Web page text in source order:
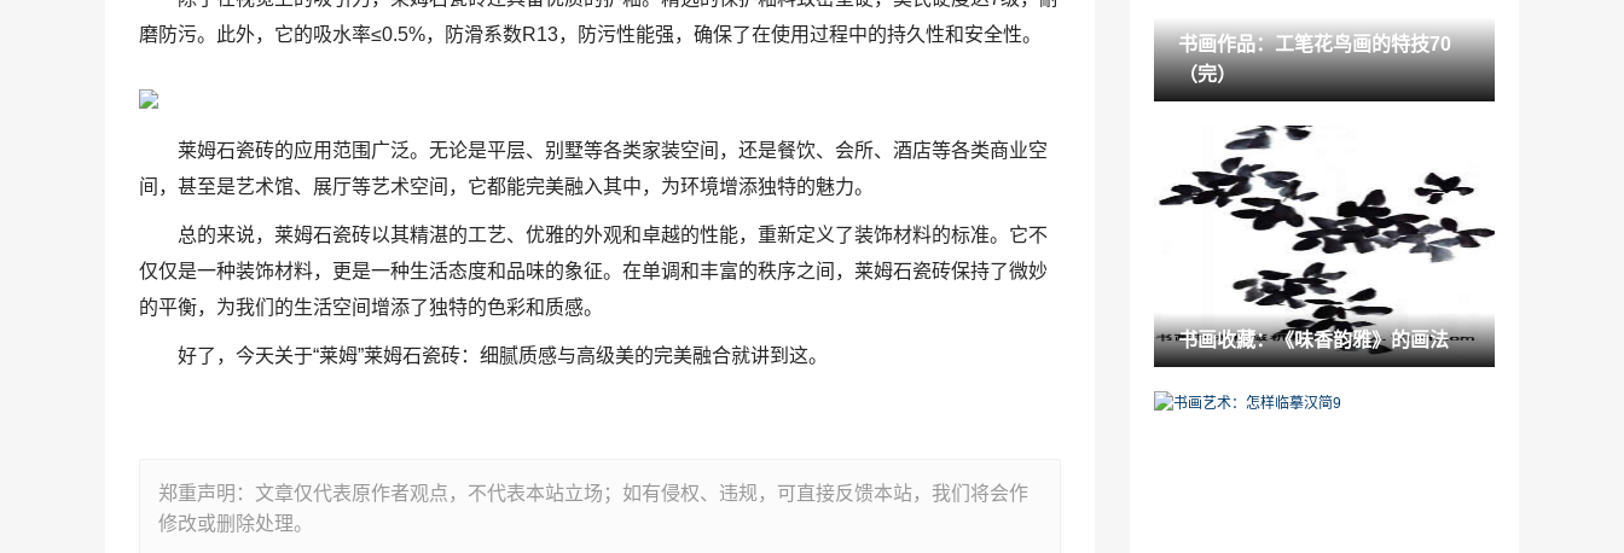
磨防污。此外，它的吸水率≤0.5%，防滑系数R13，防污性能强，确保了在使用过程中的持久性和安全性。
莱姆石瓷砖的应用范围广泛。无论是平层、别墅等各类家装空间，还是餐饮、会所、酒店等各类商业空
间，甚至是艺术馆、展厅等艺术空间，它都能完美融入其中，为环境增添独特的魅力。
总的来说，莱姆石瓷砖以其精湛的工艺、优雅的外观和卓越的性能，重新定义了装饰材料的标准。它不
仅仅是一种装饰材料，更是一种生活态度和品味的象征。在单调和丰富的秩序之间，莱姆石瓷砖保持了微妙
的平衡，为我们的生活空间增添了独特的色彩和质感。
好了，今天关于“莱姆”莱姆石瓷砖：细腻质感与高级美的完美融合就讲到这。
郑重声明：文章仅代表原作者观点，不代表本站立场；如有侵权、违规，可直接反馈本站，我们将会作
修改或删除处理。
2022-11-01
去海边 带上这些防水小物尽情玩英语「去
海边旅行要带什么」
2022-12-03
注册环保工程师证报考条件「全国注册消
防工程师报考条件」
2022-11-22
“鹰牌”一年布局三个中心仓，招商破百，
鹰牌2086蓄势起航！
2022-12-22
鉴赏百科：也评“晋取韵，唐取法，宋取
意”1
艺术赏析：《在那遥远的地方一李毅中国
书画作品：工笔花鸟画的特技70
（完）
书画收藏：《味香韵雅》的画法